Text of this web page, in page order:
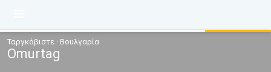
Ταργκόβιστε · Βουλγαρία
Omurtag